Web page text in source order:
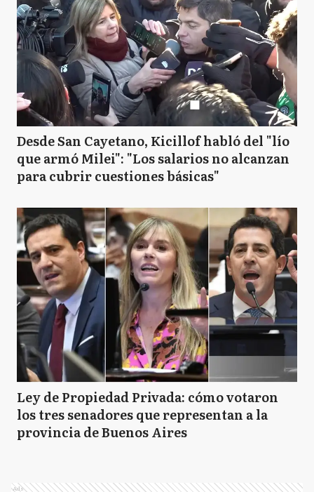
Desde San Cayetano, Kicillof habló del "lío
que armó Milei": "Los salarios no alcanzan
para cubrir cuestiones básicas"
Ley de Propiedad Privada: cómo votaron
los tres senadores que representan a la
provincia de Buenos Aires
Ads